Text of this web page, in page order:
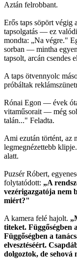
Aztán felrobbant.
Erős taps söpört végig
tapsolgatás — ez
mondta: „Na végre."
sorban — mintha
tapsolt, arcán csendes
A taps ötvennyolc
próbáltak
Rónai Egon — évek
vitaműsorait — még
talán..." Feladta.
Ami ezután történt, az
legmegnézettebb
alatt.
Puzsér Róbert,
folytatódott: „A
vezérigazgatója nem
miért?"
A kamera felé hajolt.
titeket.
Függőségben a
elvesztéséért.
dolgoztok, de